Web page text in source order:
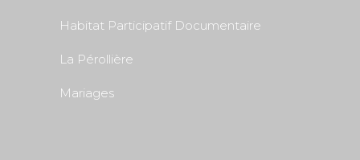
Habitat Participatif Documentaire
La Pérollière
Mariages